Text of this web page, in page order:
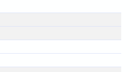
Витебск - остановка пл.